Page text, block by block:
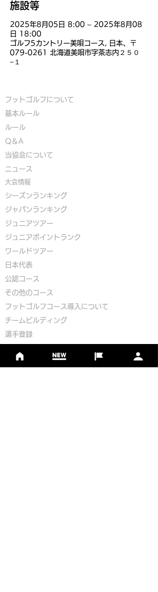
施設等
2025年8月05日 8:00 – 2025年8月08
日 18:00
ゴルフ5カントリー美唄コース, 日本、〒
079-0261 北海道美唄市字茶志内２５０
−１
フットゴルフについて
基本ルール
ルール
Q＆A
​当協会について
​ニュース
大会情報
シーズンランキング
ジャパンランキング
ジュニアツアー
ジュニアポイントランク
​ワールドツアー
​​日本代表
公認コース
​その他のコース
​ フットゴルフコース導入について
​チームビルディング
選手登録​
​イベント依頼